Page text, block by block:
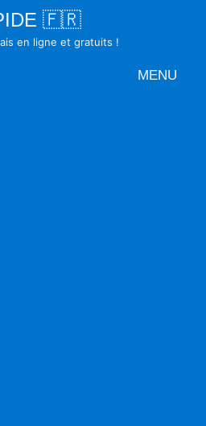
🇫🇷
en ligne et gratuits !
MENU